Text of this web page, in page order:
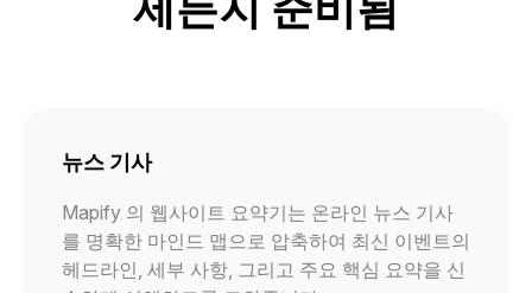
뉴스 기사
Mapify 의 웹사이트 요약기는 온라인 뉴스 기사
를 명확한 마인드 맵으로 압축하여 최신 이벤트의
헤드라인, 세부 사항, 그리고 주요 핵심 요약을 신